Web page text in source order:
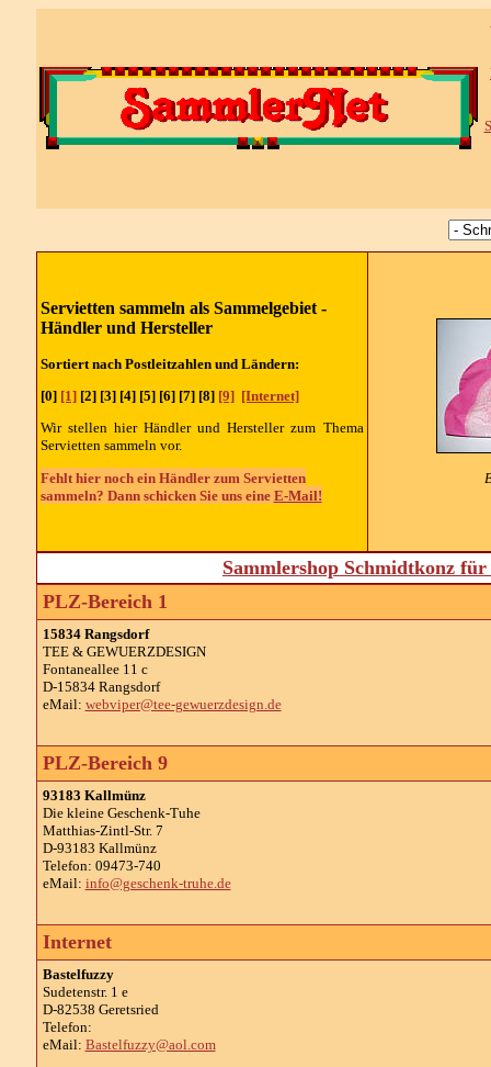
Servietten sammeln als Sammelgebiet -
Händler und Hersteller
Sortiert nach Postleitzahlen und Ländern:
[0] [1][2] [3] [4] [5] [6] [7] [8] [9] [Internet]
Wir stellen hier Händler und Hersteller zum Thema
Servietten sammeln vor.
Fehlt hier noch ein Händler zum Servietten
sammeln? Dann schicken Sie uns eine E-Mail!
Sammlershop Schmidtkonz
PLZ-Bereich 1
15834 Rangsdorf
TEE & GEWUERZDESIGN
Fontaneallee 11 c
D-15834 Rangsdorf
eMail: webviper@tee-gewuerzdesign.de
PLZ-Bereich 9
93183 Kallmünz
Die kleine Geschenk-Tuhe
Matthias-Zintl-Str. 7
D-93183 Kallmünz
Telefon: 09473-740
eMail: info@geschenk-truhe.de
Internet
Bastelfuzzy
Sudetenstr. 1 e
D-82538 Geretsried
Telefon:
eMail: Bastelfuzzy@aol.com